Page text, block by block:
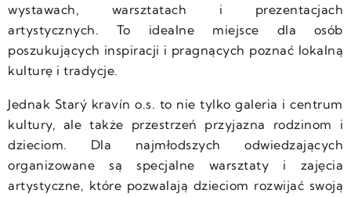
wystawach, warsztatach i prezentacjach
artystycznych. To idealne miejsce dla osób
poszukujących inspiracji i pragnących poznać lokalną
kulturę i tradycje.
Jednak Starý kravín o.s. to nie tylko galeria i centrum
kultury, ale także przestrzeń przyjazna rodzinom i
dzieciom. Dla najmłodszych odwiedzających
organizowane są specjalne warsztaty i zajęcia
artystyczne, które pozwalają dzieciom rozwijać swoją